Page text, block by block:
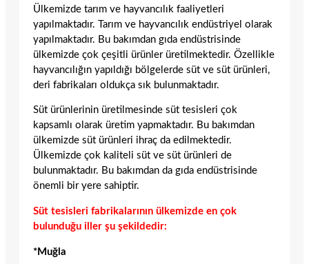
Ülkemizde tarım ve hayvancılık faaliyetleri
yapılmaktadır. Tarım ve hayvancılık endüstriyel olarak
yapılmaktadır. Bu bakımdan gıda endüstrisinde
ülkemizde çok çeşitli ürünler üretilmektedir. Özellikle
hayvancılığın yapıldığı bölgelerde süt ve süt ürünleri,
deri fabrikaları oldukça sık bulunmaktadır.
Süt ürünlerinin üretilmesinde süt tesisleri çok
kapsamlı olarak üretim yapmaktadır. Bu bakımdan
ülkemizde süt ürünleri ihraç da edilmektedir.
Ülkemizde çok kaliteli süt ve süt ürünleri de
bulunmaktadır. Bu bakımdan da gıda endüstrisinde
önemli bir yere sahiptir.
Süt tesisleri fabrikalarının ülkemizde en çok
bulunduğu iller şu şekildedir:
*Muğla